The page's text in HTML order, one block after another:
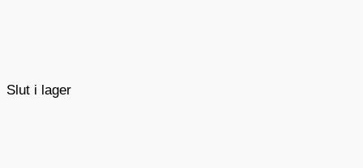
Slut i lager